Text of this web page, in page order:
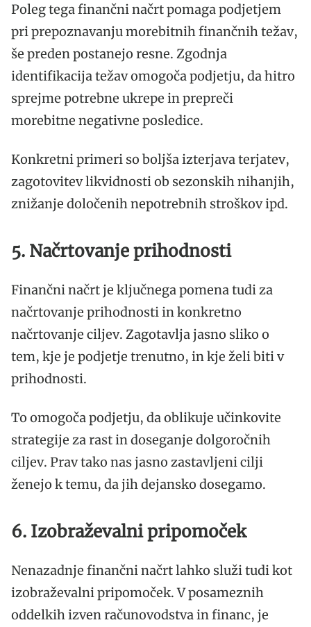
Poleg tega finančni načrt pomaga podjetjem
pri prepoznavanju morebitnih finančnih težav,
še preden postanejo resne. Zgodnja
identifikacija težav omogoča podjetju, da hitro
sprejme potrebne ukrepe in prepreči
morebitne negativne posledice.
Konkretni primeri so boljša izterjava terjatev,
zagotovitev likvidnosti ob sezonskih nihanjih,
znižanje določenih nepotrebnih stroškov ipd.
5. Načrtovanje prihodnosti
Finančni načrt je ključnega pomena tudi za
načrtovanje prihodnosti in konkretno
načrtovanje ciljev. Zagotavlja jasno sliko o
tem, kje je podjetje trenutno, in kje želi biti v
prihodnosti.
To omogoča podjetju, da oblikuje učinkovite
strategije za rast in doseganje dolgoročnih
ciljev. Prav tako nas jasno zastavljeni cilji
ženejo k temu, da jih dejansko dosegamo.
6. Izobraževalni pripomoček
Nenazadnje finančni načrt lahko služi tudi kot
izobraževalni pripomoček. V posameznih
oddelkih izven računovodstva in financ, je